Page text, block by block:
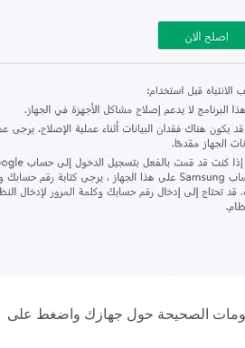
الصحيحة حول جهازك واضغط على